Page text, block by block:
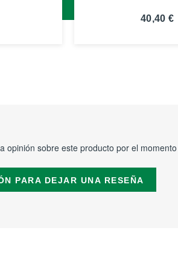
40,40 €
opinión sobre este producto por el momento
PARA DEJAR UNA RESEÑA